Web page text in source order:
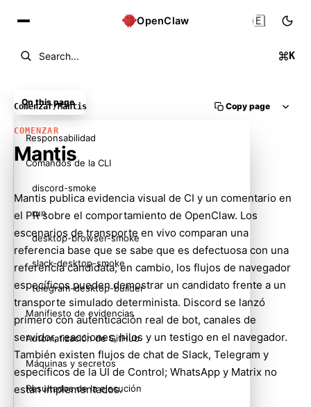
OpenClaw
Search... K
🇪🇸
Comenzar/Mantis Copy page
COMENZAR
Mantis
Mantis publica evidencia visual de CI y un comentario en
el PR sobre el comportamiento de OpenClaw. Los
escenarios de transporte en vivo comparan una
referencia base que se sabe que es defectuosa con una
referencia candidata; en cambio, los flujos de navegador
específicos pueden demostrar un candidato frente a un
transporte simulado determinista. Discord se lanzó
primero con autenticación real de bot, canales de
servidor, reacciones, hilos y un testigo en el navegador.
También existen flujos de chat de Slack, Telegram y
específicos de la UI de Control; WhatsApp y Matrix no
están implementados.
On this page
Responsabilidad
Comandos de la CLI
discord-smoke
run
desktop-browser-smoke
slack-desktop-smoke
telegram-desktop-builder
Manifiesto de evidencias
Automatización de GitHub
Máquinas y secretos
Resultados de la ejecución